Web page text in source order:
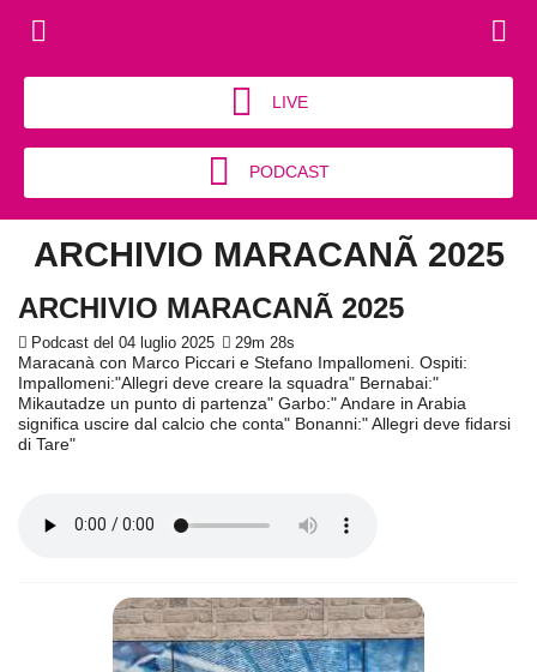
LIVE
PODCAST
ARCHIVIO MARACANÃ 2025
ARCHIVIO MARACANÃ 2025
Podcast del 04 luglio 2025 29m 28s
Maracanà con Marco Piccari e Stefano Impallomeni. Ospiti:
Impallomeni:"Allegri deve creare la squadra" Bernabai:"
Mikautadze un punto di partenza" Garbo:" Andare in Arabia
significa uscire dal calcio che conta" Bonanni:" Allegri deve fidarsi
di Tare"